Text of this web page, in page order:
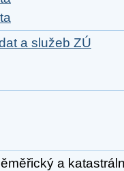
a služeb ZÚ
a